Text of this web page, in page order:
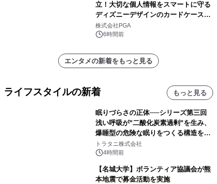
立！大切な個人情報をスマートに守る
ディズニーデザインのカードケースを
株式会社PGAが8月7日発売
株式会社PGA
6時間前
エンタメの新着をもっと見る
ライフスタイルの新着 もっと見る
眠りづらさの正体──シリーズ第三回
浅い呼吸が"二酸化炭素過剰"を生み、
爆睡型の危険な眠りをつくる構造を解
説
トラタニ株式会社
4時間前
【名城大学】ボランティア協議会が熊
本地震で募金活動を実施